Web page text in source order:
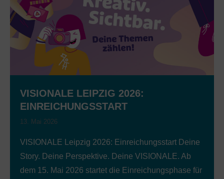
VISIONALE LEIPZIG 2026:
EINREICHUNGSSTART
13. Mai 2026
VISIONALE Leipzig 2026: Einreichungsstart Deine
Story. Deine Perspektive. Deine VISIONALE. Ab
dem 15. Mai 2026 startet die Einreichungsphase für